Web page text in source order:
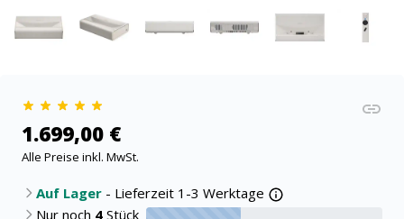
1.699,00 €
Alle Preise inkl. MwSt.
Auf Lager - Lieferzeit 1-3 Werktage
Nur noch 4 Stück